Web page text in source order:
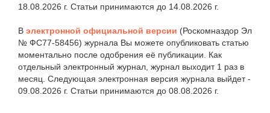
18.08.2026 г. Статьи принимаются до 14.08.2026 г.
В электронной официальной версии (Роскомназдор Эл
№ ФС77-58456) журнала Вы можете опубликовать статью
моментально после одобрения её публикации. Как
отдельный электронный журнал, журнал выходит 1 раз в
месяц. Следующая электронная версия журнала выйдет -
09.08.2026 г. Статьи принимаются до 08.08.2026 г.